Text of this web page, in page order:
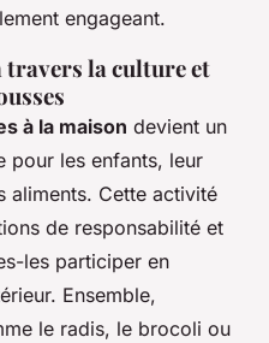
engageant.
la culture et
à la maison devient un
pour les enfants, leur
aliments. Cette activité
de responsabilité et
les participer en
Ensemble,
le radis, le brocoli ou